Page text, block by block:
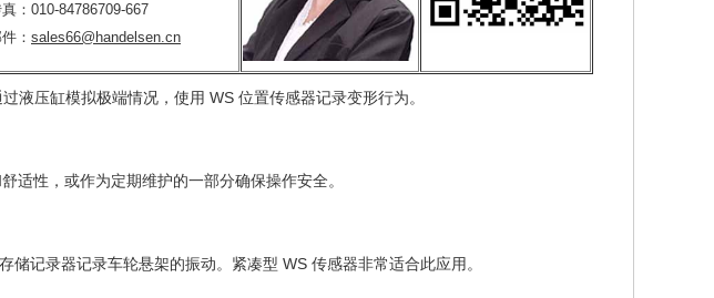
：010-84786709-667
： sales66@handelsen.cn
液压缸模拟极端情况，使用 WS 位置传感器记录变形行为。
适性，或作为定期维护的一部分确保操作安全。
记录器记录车轮悬架的振动。紧凑型 WS 传感器非常适合此应用。